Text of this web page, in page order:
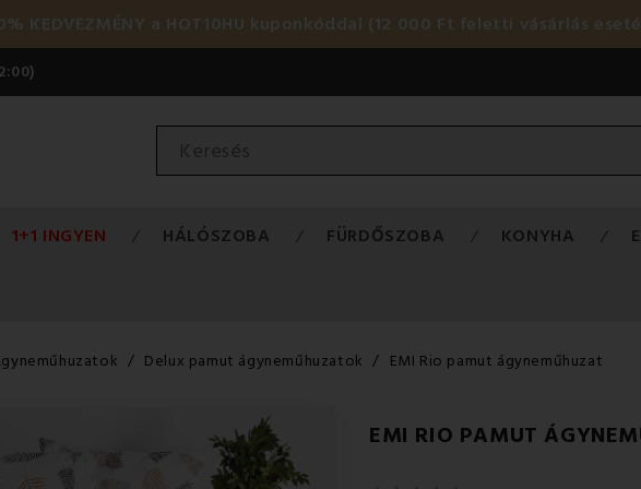
KEDVEZMÉNY a HOT10HU kuponkóddal (12 000 Ft feletti vásárlás
1+1 INGYEN HÁLÓSZOBA FÜRDŐSZOBA KONYHA
Delux pamut ágyneműhuzatok EMI Rio pamut ágyneműhuzat
EMI RIO PAMUT